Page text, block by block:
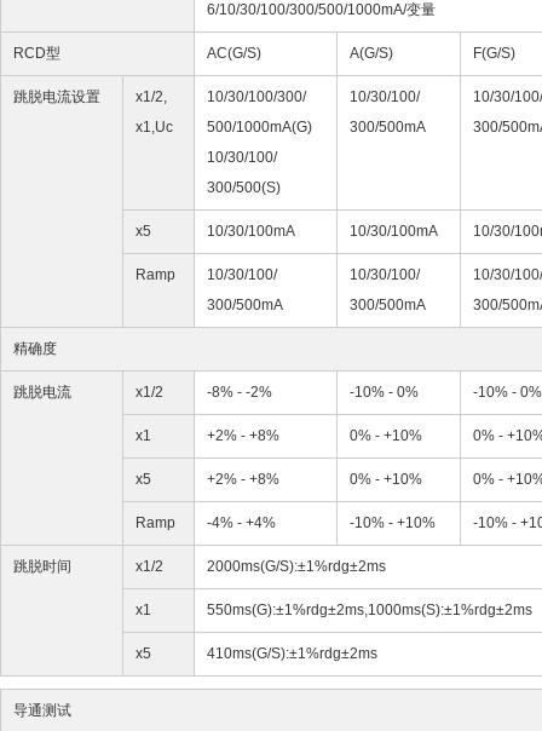
6/10/30/100/300/500/1000mA/变量
RCD型 AC(G/S) A(G/S) F(G/S)
跳脱电流设置
x1/2,
x1,Uc
10/30/100/300/
500/1000mA(G)
10/30/100/
300/500(S)
10/30/100/
300/500mA
10/30/100/
300/
x5 10/30/100mA 10/30/100mA 10/30/
Ramp
10/30/100/
300/500mA
10/30/100/
300/500mA
10/30/100/
300/
精确度
跳脱电流 x1/2 -8% - -2% -10% - 0% -10% - 0%
x1 +2% - +8% 0% - +10% 0% -
x5 +2% - +8% 0% - +10% 0% -
Ramp -4% - +4% -10% - +10% -10% -
跳脱时间 x1/2 2000ms(G/S):±1%rdg±2ms
x1 550ms(G):±1%rdg±2ms,1000ms(S):±1%rdg±2ms
x5 410ms(G/S):±1%rdg±2ms
导通测试